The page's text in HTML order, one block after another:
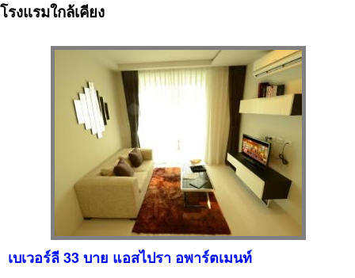
โรงแรมใกล้เคียง
เบเวอร์ลี 33 บาย แอสไปรา อพาร์ตเมนท์